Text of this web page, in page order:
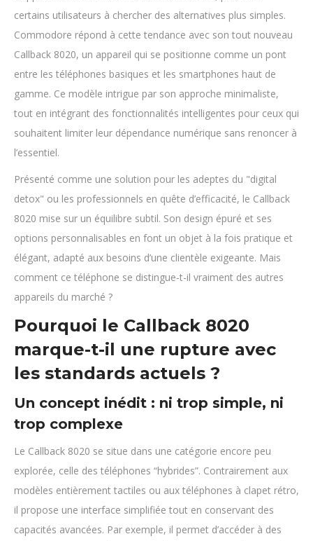
certains utilisateurs à chercher des alternatives plus simples.
Commodore répond à cette tendance avec son tout nouveau
Callback 8020, un appareil qui se positionne comme un pont
entre les téléphones basiques et les smartphones haut de
gamme. Ce modèle intrigue par son approche minimaliste,
tout en intégrant des fonctionnalités intelligentes pour ceux qui
souhaitent limiter leur dépendance numérique sans renoncer à
l’essentiel.
Présenté comme une solution pour les adeptes du "digital
detox" ou les professionnels en quête d’efficacité, le Callback
8020 mise sur un équilibre subtil. Son design épuré et ses
options personnalisables en font un objet à la fois pratique et
élégant, adapté aux besoins d’une clientèle exigeante. Mais
comment ce téléphone se distingue-t-il vraiment des autres
appareils du marché ?
Pourquoi le Callback 8020
marque-t-il une rupture avec
les standards actuels ?
Un concept inédit : ni trop simple, ni
trop complexe
Le Callback 8020 se situe dans une catégorie encore peu
explorée, celle des téléphones “hybrides”. Contrairement aux
modèles entièrement tactiles ou aux téléphones à clapet rétro,
il propose une interface simplifiée tout en conservant des
capacités avancées. Par exemple, il permet d’accéder à des